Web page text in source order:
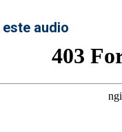
audio